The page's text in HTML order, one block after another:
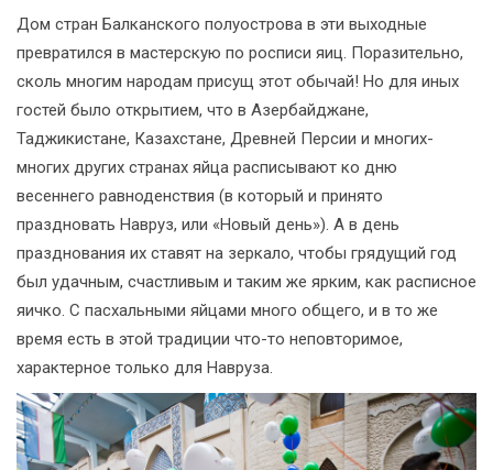
Дом стран Балканского полуострова в эти выходные
превратился в мастерскую по росписи яиц. Поразительно,
сколь многим народам присущ этот обычай! Но для иных
гостей было открытием, что в Азербайджане,
Таджикистане, Казахстане, Древней Персии и многих-
многих других странах яйца расписывают ко дню
весеннего равноденствия (в который и принято
праздновать Навруз, или «Новый день»). А в день
празднования их ставят на зеркало, чтобы грядущий год
был удачным, счастливым и таким же ярким, как расписное
яичко. С пасхальными яйцами много общего, и в то же
время есть в этой традиции что-то неповторимое,
характерное только для Навруза.